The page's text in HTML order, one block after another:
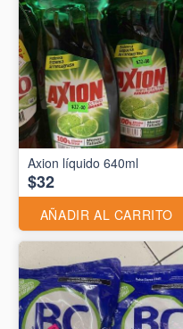
Axion líquido 640ml
$32
AÑADIR AL CARRITO